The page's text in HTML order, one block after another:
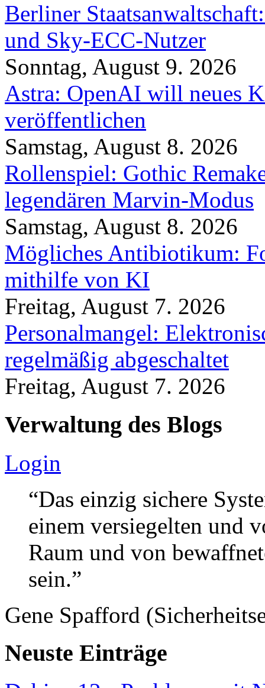
Berliner
und Sky-ECC-Nutzer
Sonntag, August 9. 2026
Astra: OpenAI will neues
veröffentlichen
Samstag, August 8. 2026
Rollenspiel: Gothic
legendären Marvin-Modus
Samstag, August 8. 2026
Mögliches Antibiotikum:
mithilfe von KI
Freitag, August 7. 2026
Personalmangel:
regelmäßig abgeschaltet
Freitag, August 7. 2026
Verwaltung des Blogs
Login
“Das einzig sichere
einem versiegelten und
Raum und von
sein.”
Gene Spafford
Neuste Einträge